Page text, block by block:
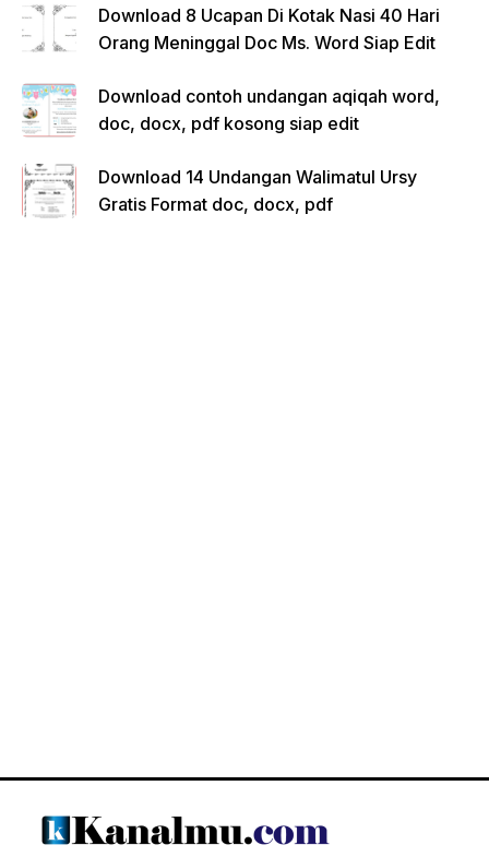
Download 8 Ucapan Di Kotak Nasi 40 Hari
Orang Meninggal Doc Ms. Word Siap Edit
Download contoh undangan aqiqah word,
doc, docx, pdf kosong siap edit
Download 14 Undangan Walimatul Ursy
Gratis Format doc, docx, pdf